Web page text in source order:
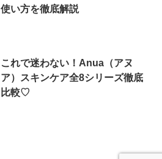
使い方を徹底解説
これで迷わない！Anua（アヌ
ア）スキンケア全8シリーズ徹底
比較♡